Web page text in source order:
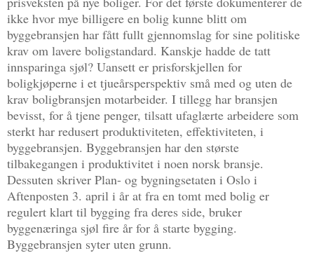
ikke hvor mye billigere en bolig kunne blitt om
byggebransjen har fått fullt gjennomslag for sine politiske
krav om lavere boligstandard. Kanskje hadde de tatt
innsparinga sjøl? Uansett er prisforskjellen for
boligkjøperne i et tjueårsperspektiv små med og uten de
krav boligbransjen motarbeider. I tillegg har bransjen
bevisst, for å tjene penger, tilsatt ufaglærte arbeidere som
sterkt har redusert produktiviteten, effektiviteten, i
byggebransjen. Byggebransjen har den største
tilbakegangen i produktivitet i noen norsk bransje.
Dessuten skriver Plan- og bygningsetaten i Oslo i
Aftenposten 3. april i år at fra en tomt med bolig er
regulert klart til bygging fra deres side, bruker
byggenæringa sjøl fire år for å starte bygging.
Byggebransjen syter uten grunn.